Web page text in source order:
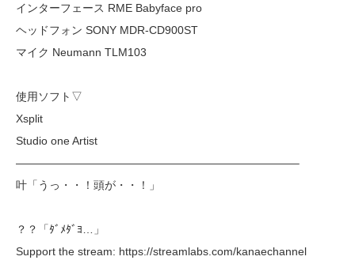
インターフェース RME Babyface pro
ヘッドフォン SONY MDR-CD900ST
マイク Neumann TLM103
使用ソフト▽
Xsplit
Studio one Artist
—————————————————————————–
叶「うっ・・！頭が・・！」
？？「ﾀﾞﾒﾀﾞﾖ…」
Support the stream: https://streamlabs.com/kanaechannel